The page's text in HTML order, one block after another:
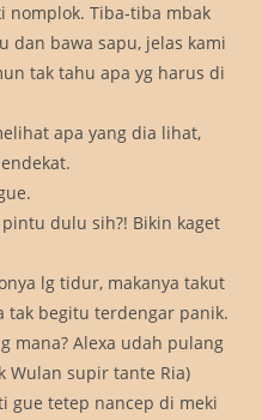
nomplok. Tiba-tiba mbak
dan bawa sapu, jelas kami
tak tahu apa yg harus di
apa yang dia lihat,
dulu sih?! Bikin kaget
lg tidur, makanya takut
tak begitu terdengar panik.
mana? Alexa udah pulang
Wulan supir tante Ria)
gue tetep nancep di meki